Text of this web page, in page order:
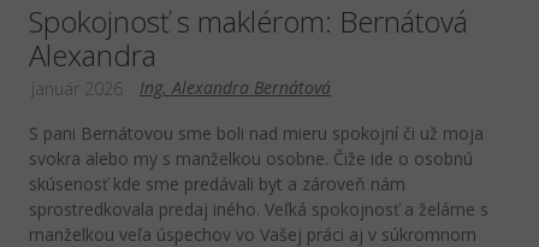
Spokojnosť s maklérom: Bernátová
Alexandra
Ing. Alexandra Bernátová
január 2026
S pani Bernátovou sme boli nad mieru spokojní či už moja
svokra alebo my s manželkou osobne. Čiže ide o osobnú
skúsenosť kde sme predávali byt a zároveň nám
sprostredkovala predaj iného. Veľká spokojnosť a želáme s
manželkou veľa úspechov vo Vašej práci aj v súkromnom